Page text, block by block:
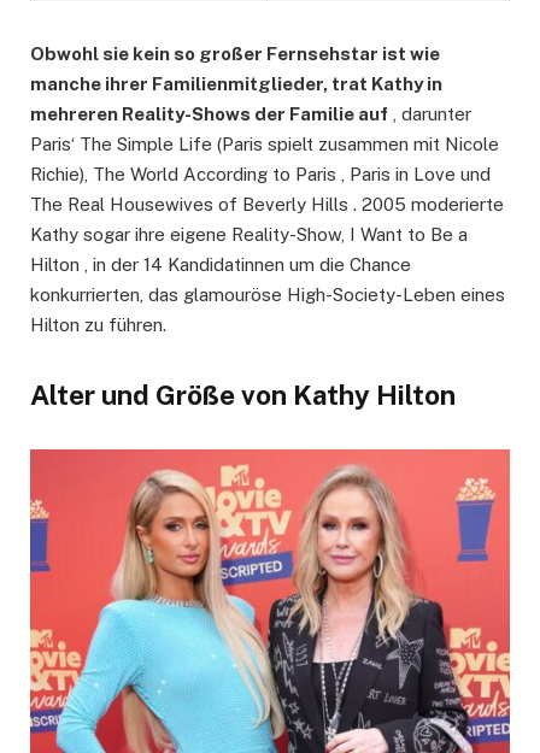
Obwohl sie kein so großer Fernsehstar ist wie
manche ihrer Familienmitglieder, trat Kathy in
mehreren Reality-Shows der Familie auf , darunter
Paris‘ The Simple Life (Paris spielt zusammen mit Nicole
Richie), The World According to Paris , Paris in Love und
The Real Housewives of Beverly Hills . 2005 moderierte
Kathy sogar ihre eigene Reality-Show, I Want to Be a
Hilton , in der 14 Kandidatinnen um die Chance
konkurrierten, das glamouröse High-Society-Leben eines
Hilton zu führen.
Alter und Größe von Kathy Hilton